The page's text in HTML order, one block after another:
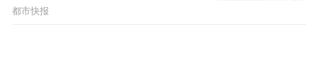
都市快报